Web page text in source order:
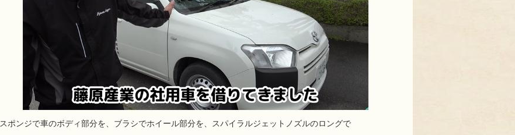
スポンジで車のボディ部分を、ブラシでホイール部分を、スパイラルジェットノズルのロングで